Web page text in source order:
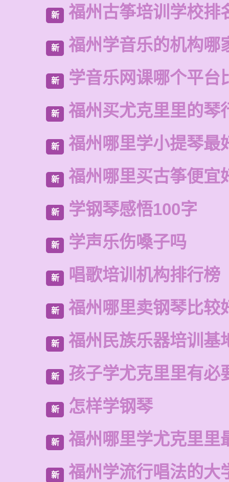
新 福州古筝培训学校排
新 福州学音乐的机构哪
新 学音乐网课哪个平台
新 福州买尤克里里的琴
新 福州哪里学小提琴最
新 福州哪里买古筝便宜
新 学钢琴感悟100字
新 学声乐伤嗓子吗
新 唱歌培训机构排行榜
新 福州哪里卖钢琴比较
新 福州民族乐器培训基
新 孩子学尤克里里有必
新 怎样学钢琴
新 福州哪里学尤克里里
新 福州学流行唱法的大